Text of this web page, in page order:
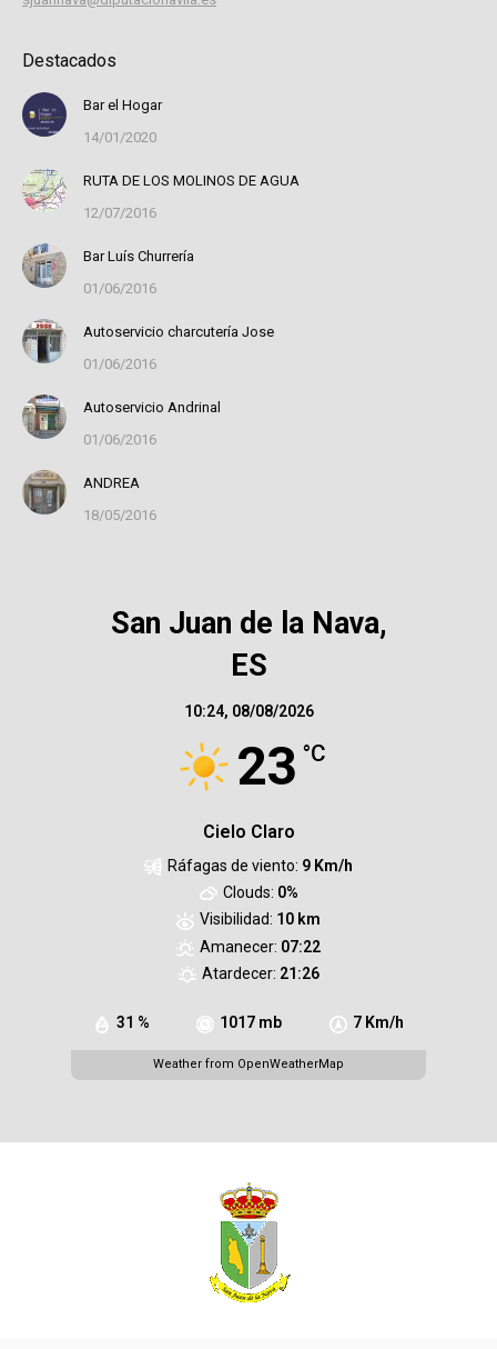
Destacados
Bar el Hogar
14/01/2020
RUTA DE LOS MOLINOS DE AGUA
12/07/2016
Bar Luís Churrería
01/06/2016
Autoservicio charcutería Jose
01/06/2016
Autoservicio Andrinal
01/06/2016
ANDREA
18/05/2016
San Juan de la Nava,
ES
10:24, 08/08/2026
23 °C
Cielo Claro
31 % 1017 mb 7 Km/h
Ráfagas de viento: 9 Km/h
Clouds: 0%
Visibilidad: 10 km
Amanecer: 07:22
Atardecer: 21:26
Weather from OpenWeatherMap